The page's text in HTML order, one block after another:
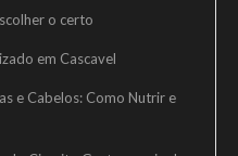
o certo
em Cascavel
e Cabelos: Como Nutrir e